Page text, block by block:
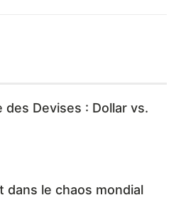
Devises : Dollar vs.
dans le chaos mondial